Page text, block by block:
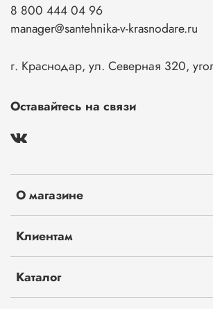
О магазине
Клиентам
Каталог
8 800 444 04 96
manager@santehnika-v-krasnodare.ru
г. Краснодар, ул. Северная 320,
Оставайтесь на связи